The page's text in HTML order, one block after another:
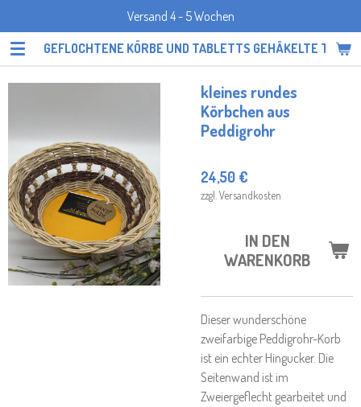
Hauptinhalt
springenGEFLOCHTENE KÖRBE UND TABLETTS GEHÄKELTE
Versand 4 - 5 Wochen
kleines rundes
Körbchen aus
Peddigrohr
24,50 €
zzgl. Versandkosten
IN DEN
WARENKORB
Dieser wunderschöne
zweifarbige Peddigrohr-Korb
ist ein echter Hingucker. Die
Seitenwand ist im
Zweiergeflecht gearbeitet und